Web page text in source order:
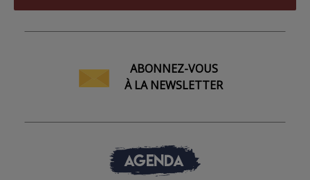
ABONNEZ-VOUS
À LA NEWSLETTER
AGENDA